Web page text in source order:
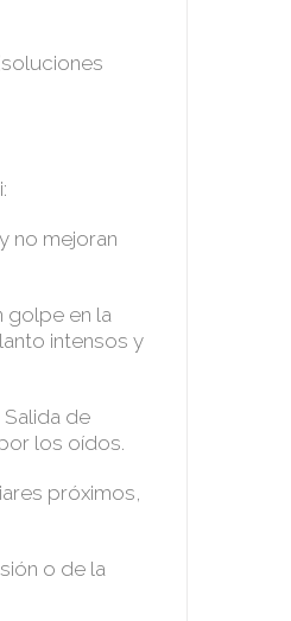
no mejoran
golpe en la
intensos y
de
los oídos.
próximos,
o de la